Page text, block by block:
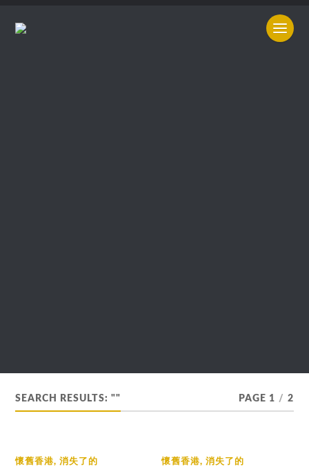
SEARCH RESULTS: "" PAGE 1 / 2
懷舊香港,消失了的 懷舊香港,消失了的